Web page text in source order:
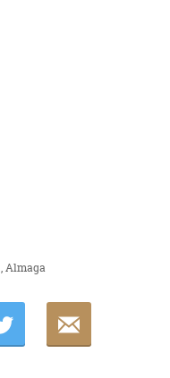
Almaga